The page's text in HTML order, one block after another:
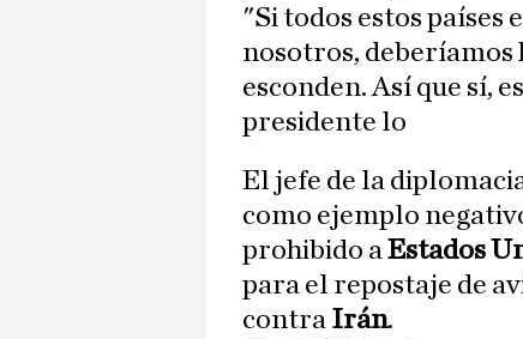
"Si todos estos países
nosotros, deberíamos
esconden. Así que sí,
presidente lo
El jefe de la
como ejemplo
prohibido aEstados
para el repostaje de
contra Irán.